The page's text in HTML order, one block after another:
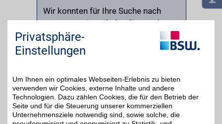
Wir konnten für Ihre Suche nach
Gastronomieartikel onlineundvor
Ort in Baden-Baden
leider keine
passenden Partner finden.
Folgendes:
Überprüfen Sie die
Schreibweise des
Suchbegriffs.
Privatsphäre-
Einstellungen
Um Ihnen ein optimales Webseiten-Erlebnis zu bieten
verwenden wir Cookies, externe Inhalte und andere
Technologien. Dazu zählen Cookies, die für den Betrieb der
Seite und für die Steuerung unserer kommerziellen
Unternehmensziele notwendig sind, sowie solche, die